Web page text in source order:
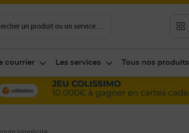
un produit ou un service ....
courrier Les services Tous nos produits